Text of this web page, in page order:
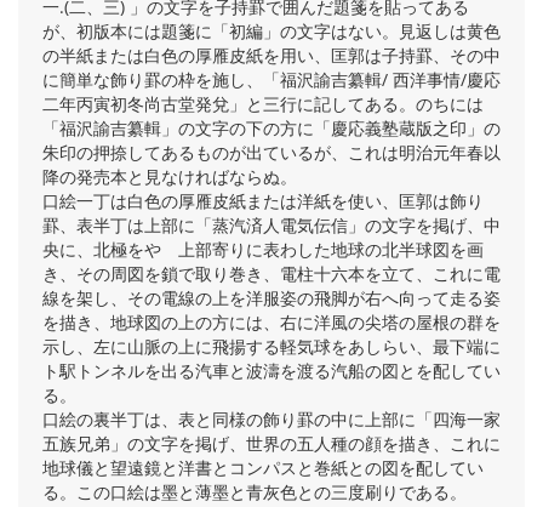
一.(二、三) 」の文字を子持罫で囲んだ題箋を貼ってある
が、初版本には題箋に「初編」の文字はない。見返しは黄色
の半紙または白色の厚雁皮紙を用い、匡郭は子持罫、その中
に簡単な飾り罫の枠を施し、「福沢諭吉纂輯/ 西洋事情/慶応
二年丙寅初冬尚古堂発兌」と三行に記してある。のちには
「福沢諭吉纂輯」の文字の下の方に「慶応義塾蔵版之印」の
朱印の押捺してあるものが出ているが、これは明治元年春以
降の発売本と見なければならぬ。
口絵一丁は白色の厚雁皮紙または洋紙を使い、匡郭は飾り
罫、表半丁は上部に「蒸汽済人電気伝信」の文字を掲げ、中
央に、北極をやゝ上部寄りに表わした地球の北半球図を画
き、その周図を鎖で取り巻き、電柱十六本を立て、これに電
線を架し、その電線の上を洋服姿の飛脚が右へ向って走る姿
を描き、地球図の上の方には、右に洋風の尖塔の屋根の群を
示し、左に山脈の上に飛揚する軽気球をあしらい、最下端に
ト駅トンネルを出る汽車と波濤を渡る汽船の図とを配してい
る。
口絵の裏半丁は、表と同様の飾り罫の中に上部に「四海一家
五族兄弟」の文字を掲げ、世界の五人種の顔を描き、これに
地球儀と望遠鏡と洋書とコンパスと巻紙との図を配してい
る。この口絵は墨と薄墨と青灰色との三度刷りである。